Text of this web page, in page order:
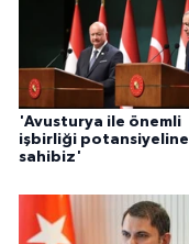
'Avusturya ile önemli
işbirliği potansiyeline
sahibiz'